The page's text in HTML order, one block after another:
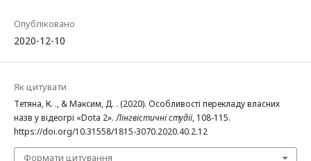
Опубліковано
2020-12-10
Як цитувати
Тетяна, К. ., & Максим, Д. . (2020). Особливості перекладу власних
назв у відеогрі «Dota 2».Лінгвістичні студії, 108-115.
https://doi.org/10.31558/1815-3070.2020.40.2.12
Формати цитування